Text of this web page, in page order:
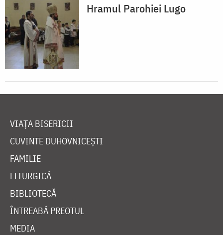
Hramul Parohiei Lugo
VIAȚA BISERICII
CUVINTE DUHOVNICEȘTI
FAMILIE
LITURGICĂ
BIBLIOTECĂ
ÎNTREABĂ PREOTUL
MEDIA